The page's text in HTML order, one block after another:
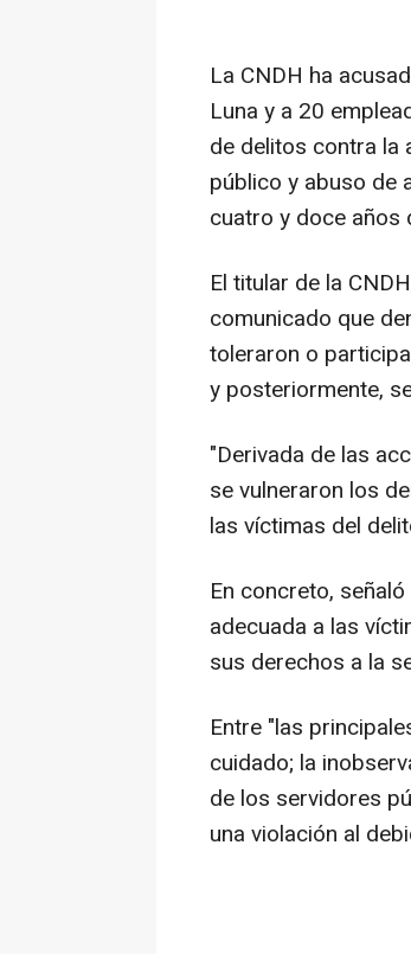
La CNDH ha
Luna y a 20
de delitos contra la
público y abuso de
cuatro y doce años
El titular de la
comunicado que
toleraron o
y posteriormente,
"Derivada de las
se vulneraron los
las víctimas del
En concreto,
adecuada a las
sus derechos a la
Entre "las
cuidado; la
de los servidores
una violación al